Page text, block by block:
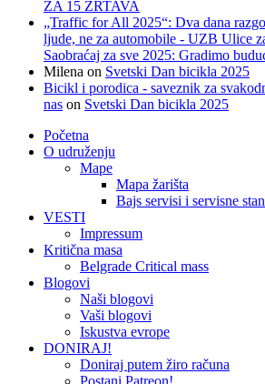
ZA 15 ŽRTAVA
„Traffic for All 2025“: Dva dana
ljude, ne za automobile - UZB Ulice
Saobraćaj za sve 2025: Gradimo
Milena on Svetski Dan bicikla 2025
Bicikl i porodica - saveznik za
nas on Svetski Dan bicikla 2025
Početna
O udruženju
Mape
Mapa žarišta
Bajs servisi i servisne
VESTI
Impressum
Kritična masa
Belgrade Critical mass
Blogovi
Naši blogovi
Vaši blogovi
Iskustva evrope
DONIRAJ!
Doniraj putem žiro računa
Postani Patreon!